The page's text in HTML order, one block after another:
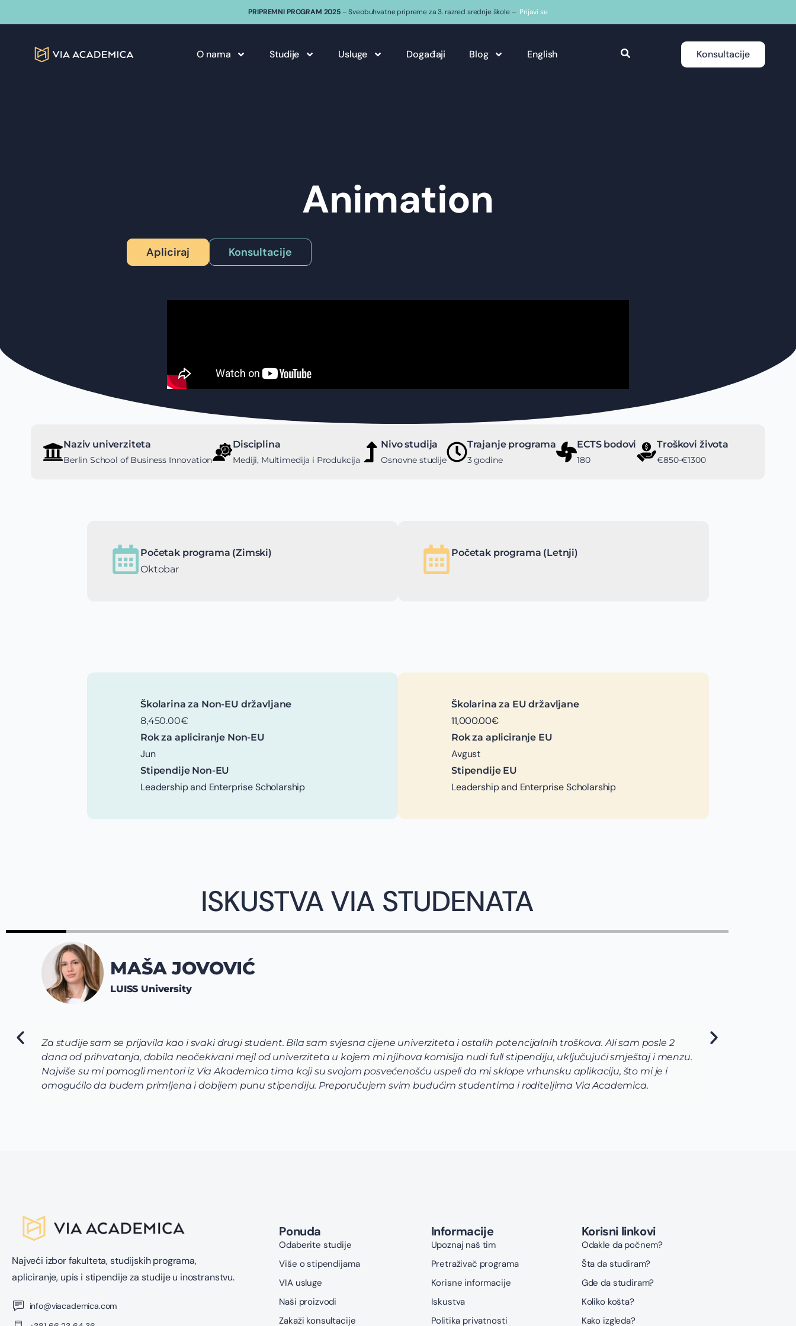
PRIPREMNI PROGRAM 2025– Sveobuhvatne pripreme za 3. razred srednje škole – Prijavi se
O nama Studije Usluge Događaji Blog English Konsultacije
Animation
Apliciraj Konsultacije
Naziv univerziteta
Berlin School of Business Innovation
Disciplina
Mediji, Multimedija i Produkcija
Nivo studija
Osnovne studije
Trajanje programa
3 godine
ECTS bodovi
180
Troškovi života
€850-€1300
Početak programa (Zimski)
Oktobar
Početak programa (Letnji)
Školarina za Non-EU državljane
8,450.00€
Rok za apliciranje Non-EU
Jun
Stipendije Non-EU
Leadership and Enterprise Scholarship
Školarina za EU državljane
11,000.00€
Rok za apliciranje EU
Avgust
Stipendije EU
Leadership and Enterprise Scholarship
ISKUSTVA VIA STUDENATA
Za studije sam se prijavila kao i svaki drugi student. Bila sam svjesna cijene univerziteta i ostalih potencijalnih troškova. Ali sam posle 2
dana od prihvatanja, dobila neočekivani mejl od univerziteta u kojem mi njihova komisija nudi full stipendiju, uključujući smještaj i menzu.
Najviše su mi pomogli mentori iz Via Akademica tima koji su svojom posvećenošću uspeli da mi sklope vrhunsku aplikaciju, što mi je i
omogućilo da budem primljena i dobijem punu stipendiju. Preporučujem svim budućim studentima i roditeljima Via Academica.
MAŠA JOVOVIĆ
LUISS University
Najveći izbor fakulteta, studijskih programa,
apliciranje, upis i stipendije za studije u inostranstvu.
info@viacademica.com
Ponuda
Odaberite studije
Više o stipendijama
VIA usluge
Naši proizvodi
Zakaži konsultacije
Informacije
Upoznaj naš tim
Pretraživač programa
Korisne informacije
Iskustva
Politika privatnosti
Korisni linkovi
Odakle da počnem?
Šta da studiram?
Gde da studiram?
Koliko košta?
Kako izgleda?